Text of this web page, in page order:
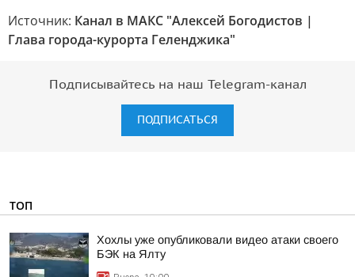
Источник: Канал в МАКС "Алексей Богодистов |
Глава города-курорта Геленджика"
Подписывайтесь на наш Telegram-канал
ПОДПИСАТЬСЯ
ТОП
Хохлы уже опубликовали видео атаки своего
БЭК на Ялту